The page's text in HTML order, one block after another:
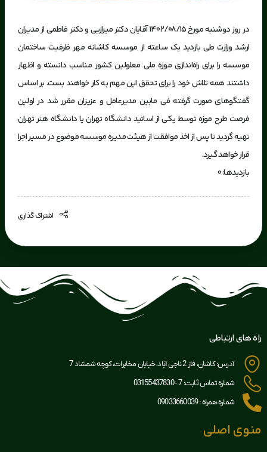
در روز دوشنبه مورخ 1402/08/15 آقایان دکتر میرازیی و دکتر فاطمی از مدیران
ارشد وزارت طی بازدید یک ساعته از موسسه کاشانه مهر ظرفیت ساختمان
موسسه را برای راه‌اندازی موزه ملی معلولین کشور مناسب دانسته و اظهار
داشتند همه تلاش خود را برای تحقق این مهم به کار خواهند بست. بر اساس
گفتگوهای صورت گرفته فی مابین مدیرعامل و عزیزان مقرر شد در اولین
فرصت طرح موزه توسط یکی از اساتید دانشگاه تهران یا دانشگاه هنر تهران
تهیه گردید تا پس از اخذ موافقت از هیئت مدیره موسسه موضوع در مسیر اجرا
قرار خواهد گیرد.
بازدیدها: 0
اشتراک گذاری
راه های ارتباطی
آدرس: کاشان، فاز 2 ناجی آباد، خیابان مخابرات، کوچه شمشاد 7
شماره تماس ثابت: 7 - 03155437830
شماره همراه : 09033660039
منوی اصلی